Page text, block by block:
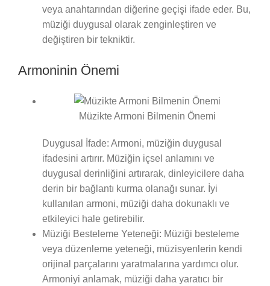
veya anahtarından diğerine geçişi ifade eder. Bu,
müziği duygusal olarak zenginleştiren ve
değiştiren bir tekniktir.
Armoninin Önemi
Müzikte Armoni Bilmenin Önemi
Duygusal İfade: Armoni, müziğin duygusal
ifadesini artırır. Müziğin içsel anlamını ve
duygusal derinliğini artırarak, dinleyicilere daha
derin bir bağlantı kurma olanağı sunar. İyi
kullanılan armoni, müziği daha dokunaklı ve
etkileyici hale getirebilir.
Müziği Besteleme Yeteneği: Müziği besteleme
veya düzenleme yeteneği, müzisyenlerin kendi
orijinal parçalarını yaratmalarına yardımcı olur.
Armoniyi anlamak, müziği daha yaratıcı bir